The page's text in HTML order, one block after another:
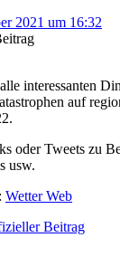
2021 um 16:32
interessanten
auf
oder Tweets zu
usw.
Wetter Web
Beitrag